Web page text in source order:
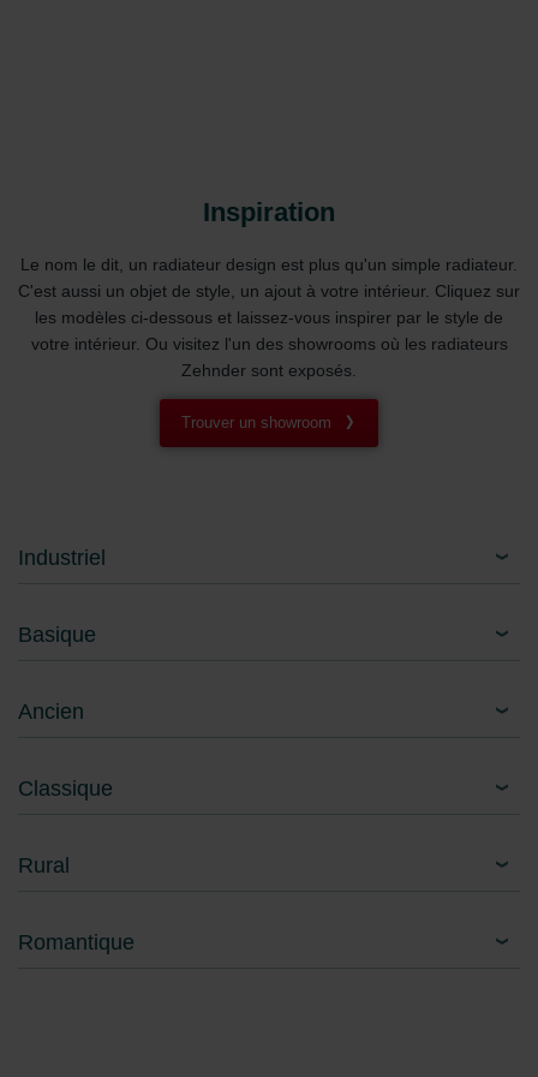
Zehnder Group Sales International: Privacy Policy
Zehnder Group Schweiz AG: Datenschutz
Zehnder Polska Sp. z o.o.: Oświadczenie o ochronie
danych Zehnder
Zehnder Group UK Limited: Privacy Policy
Inspiration
Le nom le dit, un radiateur design est plus qu'un simple radiateur.
C'est aussi un objet de style, un ajout à votre intérieur. Cliquez sur
les modèles ci-dessous et laissez-vous inspirer par le style de
votre intérieur. Ou visitez l'un des showrooms où les radiateurs
Zehnder sont exposés.
Trouver un showroom
Industriel
Basique
Ancien
Classique
Rural
Romantique